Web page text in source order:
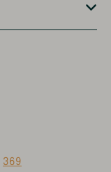
369